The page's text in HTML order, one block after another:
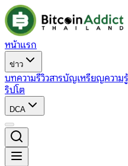
หน้าแรก
ข่าว
บทความรีวิวสารบัญเหรียญความ
ริปโต
DCA